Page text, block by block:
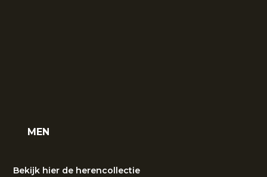
MEN
Bekijk hier de herencollectie